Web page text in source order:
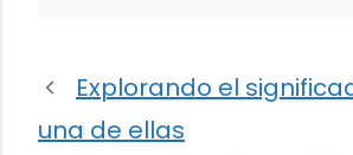
Explorando el
una de ellas